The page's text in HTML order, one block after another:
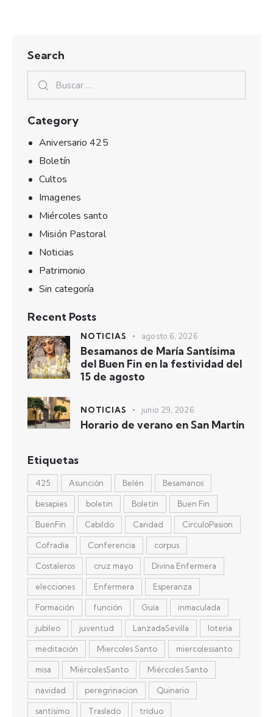
Search
Category
Aniversario 425
Boletín
Cultos
Imagenes
Miércoles santo
Misión Pastoral
Noticias
Patrimonio
Sin categoría
Recent Posts
NOTICIAS agosto 6, 2026
Besamanos de María Santísima
del Buen Fin en la festividad del
15 de agosto
NOTICIAS junio 29, 2026
Horario de verano en San Martín
Etiquetas
425 Asunción Belén Besamanos
besapies boletin Boletín Buen Fin
BuenFin Cabildo Caridad CirculoPasion
Cofradía Conferencia corpus
Costaleros cruz mayo Divina Enfermera
elecciones Enfermera Esperanza
Formación función Guía inmaculada
jubileo juventud LanzadaSevilla loteria
meditación Miercoles Santo miercolessanto
misa MiércolesSanto Miércoles Santo
navidad peregrinacion Quinario
santísimo Traslado triduo